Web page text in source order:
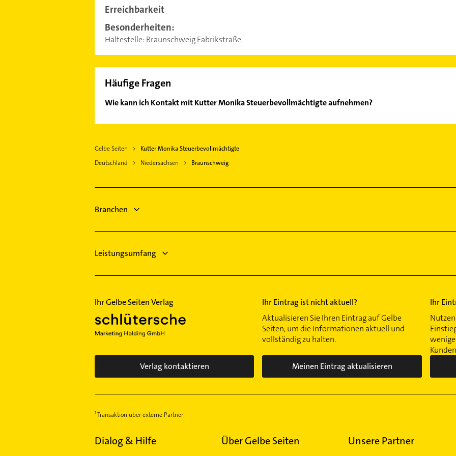
Erreichbarkeit
Besonderheiten:
Haltestelle: Braunschweig Fabrikstraße
Häufige Fragen
Wie kann ich Kontakt mit Kutter Monika Steuerbevollmächtigte aufnehmen?
Gelbe Seiten
Kutter Monika Steuerbevollmächtigte
Deutschland
Niedersachsen Braunschweig
Branchen
Leistungsumfang
Ihr Gelbe Seiten Verlag
Verlag kontaktieren
Ihr Eintrag ist nicht aktuell?
Aktualisieren Sie Ihren Eintrag auf Gelbe
Seiten, um die Informationen aktuell und
vollständig zu halten.
Meinen Eintrag aktualisieren
Ihr
Transaktion über externe Partner
Dialog & Hilfe Über Gelbe Seiten Unsere Partner